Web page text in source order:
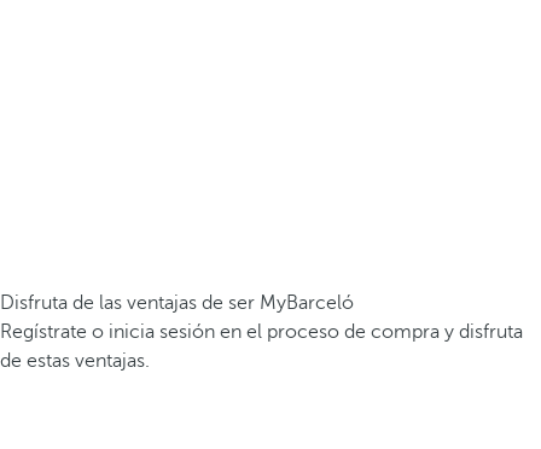
Disfruta de las ventajas de ser MyBarceló
Regístrate o inicia sesión en el proceso de compra y disfruta
de estas ventajas.